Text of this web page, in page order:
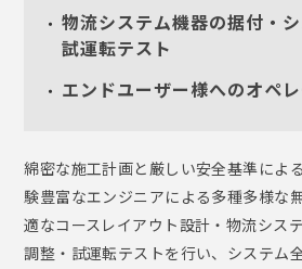
物流システム機器の据付・
試運転テスト
エンドユーザー様へのオペ
綿密な施工計画と厳しい安全基準によ
験豊富なエンジニアによる多種多様な
適なコースレイアウト設計・物流シス
調整・試運転テストを行い、システム